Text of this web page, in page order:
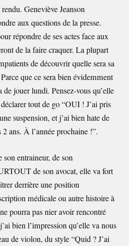
Geneviève Jeanson
aux questions de la presse.
répondre de ses actes face aux
de la faire craquer. La plupart
de découvrir quelle sera sa
que ce sera bien évidemment
de jouer lundi. Pensez-vous qu’elle
déclarer tout de go “OUI ! J’ai pris
suspension, et j’ai bien hate de
ans. À l’année prochaine !”.
entraineur, de son
de son avocat, elle va fort
derrière une position
médicale ou autre histoire à
pourra pas nier avoir rencontré
bien l’impression qu’elle va nous
de violon, du style “Quid ? J’ai